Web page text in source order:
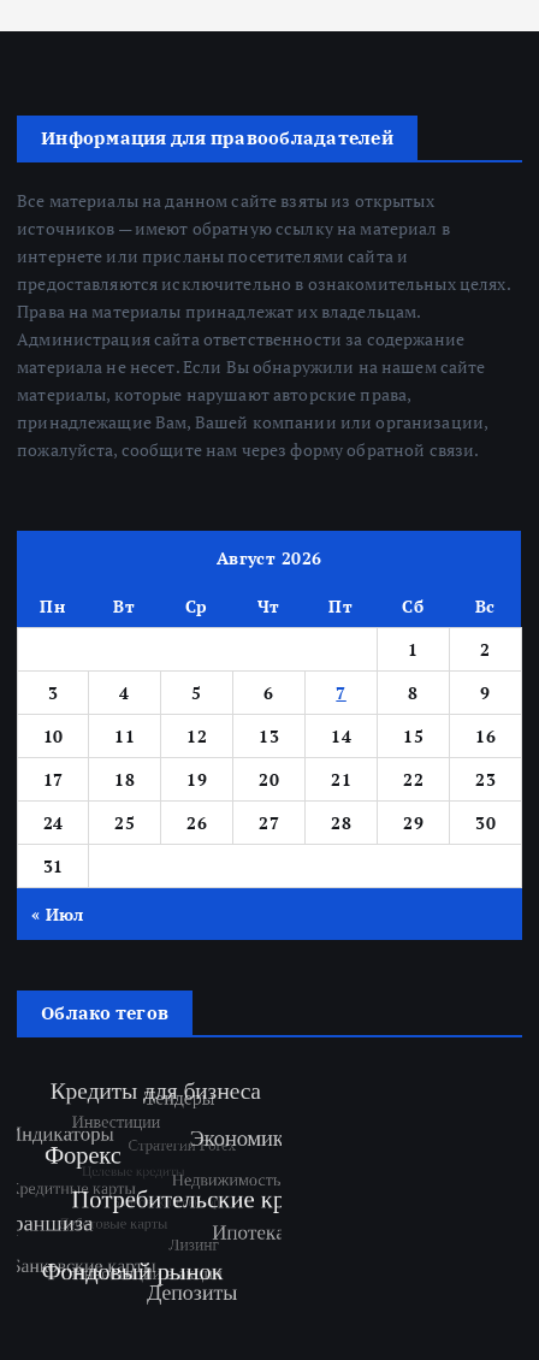
Информация для правообладателей
Все материалы на данном сайте взяты из открытых
источников — имеют обратную ссылку на материал в
интернете или присланы посетителями сайта и
предоставляются исключительно в ознакомительных целях.
Права на материалы принадлежат их владельцам.
Администрация сайта ответственности за содержание
материала не несет. Если Вы обнаружили на нашем сайте
материалы, которые нарушают авторские права,
принадлежащие Вам, Вашей компании или организации,
пожалуйста, сообщите нам через форму обратной связи.
Август 2026
Пн Вт Ср Чт Пт Сб
Вс
1
2
3
4 5 6 7 8
9
10
11 12 13 14 15
16
17
18 19 20 21 22
23
24
25 26 27 28 29
30
31
« Июл
Облако тегов